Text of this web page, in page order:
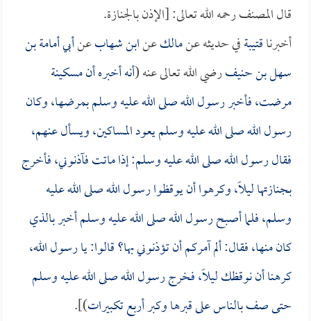
قال المصنف رحمه الله تعالى: [الإذن بالجنازة.
أخبرناقتيبةفي حديثه عنمالكعنابن شهابعنأبي أمامة بن
سهل بن حنيفرضي الله تعالى عنه (أنه أخبره أن مسكينة
مرضت، فأخبر رسول الله صلى الله عليه وسلم بمرضها، وكان
رسول الله صلى الله عليه وسلم يعود المساكين، ويسأل عنهم،
فقال رسول الله صلى الله عليه وسلم: إذا ماتت فآذنوني، فأخرج
بجنازتها ليلاً، وكرهوا أن يوقظوا رسول الله صلى الله عليه
وسلم، فلما أصبح رسول الله صلى الله عليه وسلم أخبر بالذي
كان منها، فقال: ألم آمركم أن تؤذنوني بها؟ قالوا: يا رسول الله،
كرهنا أن نوقظك ليلاً، فخرج رسول الله صلى الله عليه وسلم
حتى صف بالناس على قبرها وكبر أربع تكبيرات)].